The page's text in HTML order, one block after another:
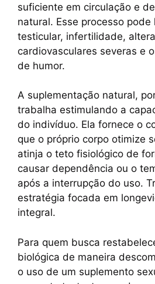
suficiente em circulação e
natural. Esse processo pode
testicular, infertilidade,
cardiovasculares severas e
de humor.
A suplementação natural,
trabalha estimulando a
do indivíduo. Ela fornece o
que o próprio corpo otimize
atinja o teto fisiológico de
causar dependência ou o
após a interrupção do uso.
estratégia focada em
integral.
Para quem busca
biológica de maneira
o uso de um suplemento